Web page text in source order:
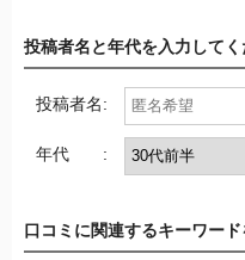
投稿者名と年代を入力して
投稿者名:
年代 :
口コミに関連するキーワー